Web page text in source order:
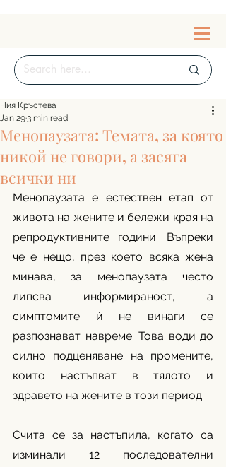
Менопаузата: Темата, за която
никой не говори, а засяга
всички ни
Ния Кръстева
Jan 293 min read
Менопаузата е естествен етап от
живота на жените и бележи края на
репродуктивните години. Въпреки
че е нещо, през което всяка жена
минава, за менопаузата често
липсва информираност, а
симптомите ѝ не винаги се
разпознават навреме. Това води до
силно подценяване на промените,
които настъпват в тялото и
здравето на жените в този период.
Счита се за настъпила, когато са
изминали 12 последователни